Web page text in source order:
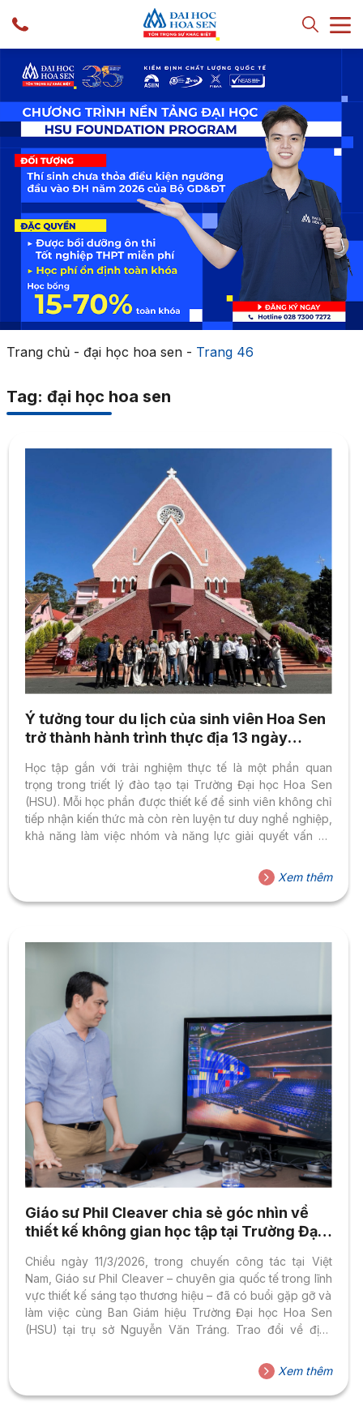
Trang chủ- đại học hoa sen- Trang 46
Tag: đại học hoa sen
Ý tưởng tour du lịch của sinh viên Hoa Sen
trở thành hành trình thực địa 13 ngày
Học tập gắn với trải nghiệm thực tế là một phần quan
trọng trong triết lý đào tạo tại Trường Đại học Hoa Sen
(HSU). Mỗi học phần được thiết kế để sinh viên không chỉ
tiếp nhận kiến thức mà còn rèn luyện tư duy nghề nghiệp,
khả năng làm việc nhóm và năng lực giải quyết vấn đề
Of Youth – Memories For A Lifetime” của sinh viên năm ba
ngành Quản trị dịch vụ du lịch và lữ hành là một minh
chứng rõ nét cho...
Xem thêm
Giáo sư Phil Cleaver chia sẻ góc nhìn về
thiết kế không gian học tập tại Trường Đại
Chiều ngày 11/3/2026, trong chuyến công tác tại Việt
Nam, Giáo sư Phil Cleaver – chuyên gia quốc tế trong lĩnh
vực thiết kế sáng tạo thương hiệu – đã có buổi gặp gỡ và
làm việc cùng Ban Giám hiệu Trường Đại học Hoa Sen
(HSU) tại trụ sở Nguyễn Văn Tráng. Trao đổi về định
việc, PGS.TS Nguyễn Hữu Huy Nhựt – Hiệu trưởng Nhà
trường – đã chia sẻ với Giáo sư Phil Cleaver về triết lý
giáo dục và định vị chiến lược phát triển của...
Xem thêm